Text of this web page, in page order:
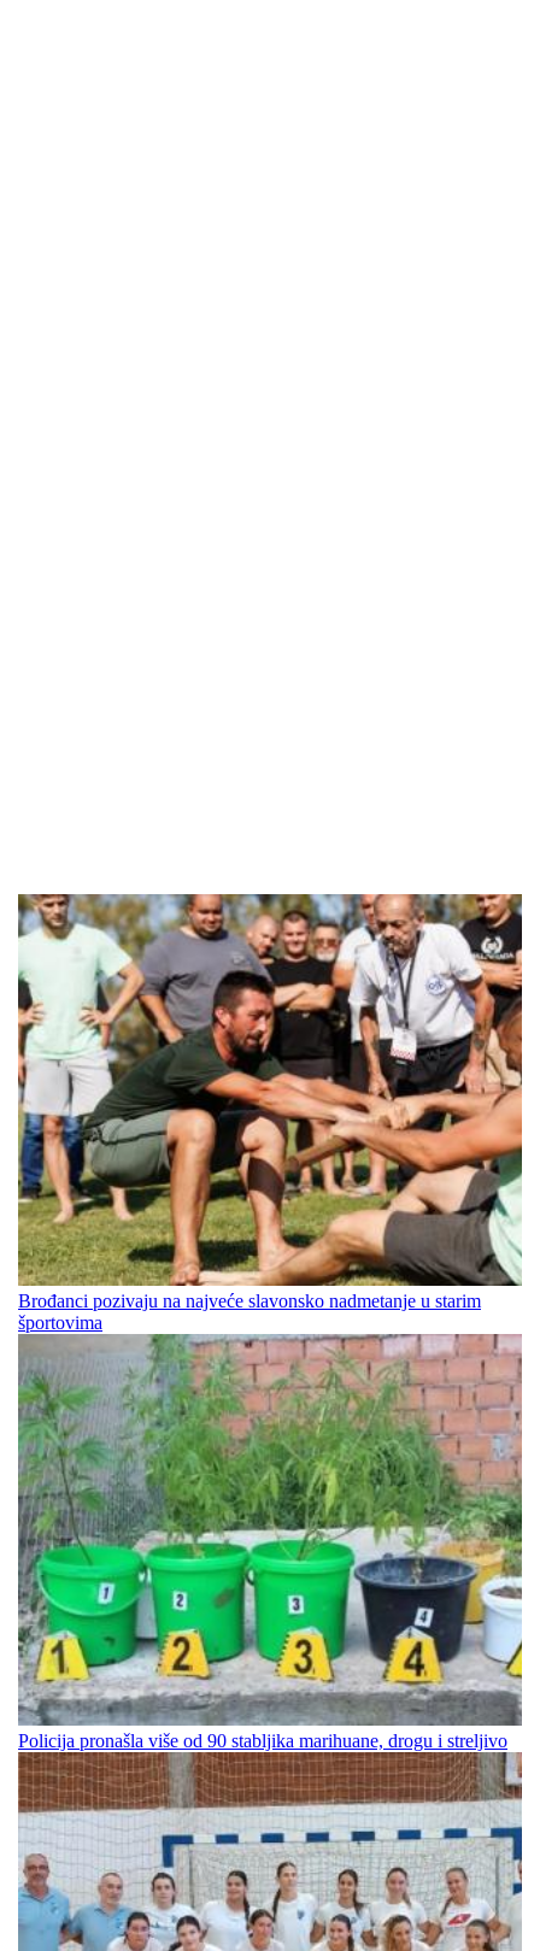
Brođanci pozivaju na najveće slavonsko nadmetanje u starim
športovima
Policija pronašla više od 90 stabljika marihuane, drogu i streljivo